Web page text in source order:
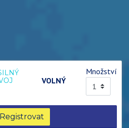
VOLNÝ
Množství
Registrovat